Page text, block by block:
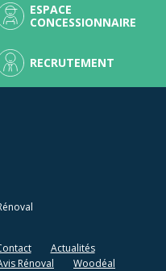
ESPACE
CONCESSIONNAIRE
RECRUTEMENT
Actualités
Rénoval Woodéal